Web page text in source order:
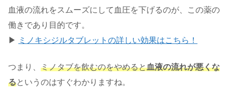
血液の流れをスムーズにして血圧を下げるのが、この薬の
働きであり目的です。
▶
ミノキシジルタブレットの詳しい効果はこちら！
つまり、 ミノタブを飲むのをやめると血液の流れが悪くな
るというのはすぐわかりますね。